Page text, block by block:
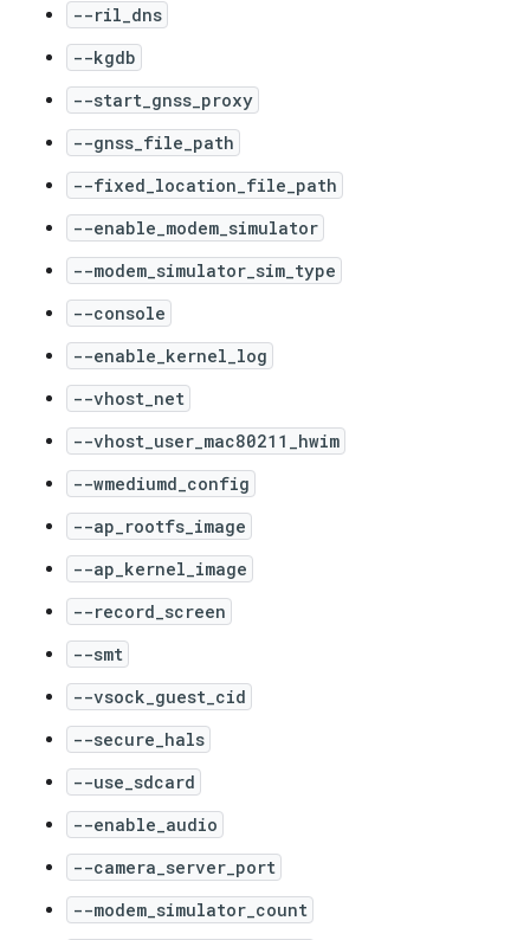
--ril_dns
--kgdb
--start_gnss_proxy
--gnss_file_path
--fixed_location_file_path
--enable_modem_simulator
--modem_simulator_sim_type
--console
--enable_kernel_log
--vhost_net
--vhost_user_mac80211_hwim
--wmediumd_config
--ap_rootfs_image
--ap_kernel_image
--record_screen
--smt
--vsock_guest_cid
--secure_hals
--use_sdcard
--enable_audio
--camera_server_port
--modem_simulator_count